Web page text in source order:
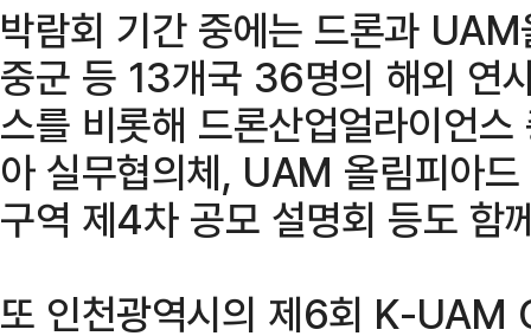
박람회 기간 중에는 드론과
중군 등 13개국 36명의 해외 연
스를 비롯해 드론산업얼라이언
아 실무협의체, UAM 올림피아
구역 제4차 공모 설명회 등도 함
또 인천광역시의 제6회 K-UAM